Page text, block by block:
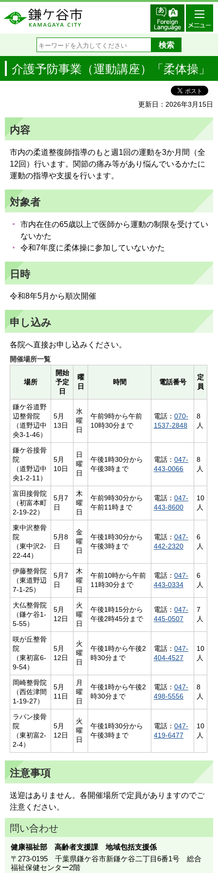
介護予防事業（運動講座）「柔体操」
更新日：2026年3月15日
内容
市内の柔道整復師指導のもと週1回の運動を3か月間（全
12回）行います。関節の痛み等があり悩んでいるかたに
運動の指導や支援を行います。
対象者
市内在住の65歳以上で医師から運動の制限を受けてい
ないかた
令和7年度に柔体操に参加していないかた
日時
令和8年5月から順次開催
申し込み
各院へ直接お申し込みください。
開催場所一覧
場所
開始
予定
日
曜
日
時間 電話番号
定
員
鎌ケ谷道野
辺整骨院
（道野辺中
央3-1-46）
5月
13日
水
曜
日
午前9時から午前
10時30分まで
電話： 070-
1537-2848
8
人
鎌ケ谷接骨
院
（道野辺中
央1-2-11）
5月
10日
日
曜
日
午後1時30分から
午後3時まで
電話： 047-
443-0066
8
人
富田接骨院
（初富本町
2-19-22）
5月7
日
木
曜
日
午前9時30分から
午前11時まで
電話： 047-
443-8600
10
人
東中沢整骨
院
（東中沢2-
22-44）
5月8
日
金
曜
日
午後1時30分から
午後3時まで
電話： 047-
442-2320
6
人
伊藤整骨院
（東道野辺
7-1-25）
5月7
日
木
曜
日
午前10時から午前
11時30分まで
電話： 047-
443-0334
6
人
大仏整骨院
（鎌ケ谷1-
5-55）
5月
12日
火
曜
日
午後1時15分から
午後2時45分まで
電話： 047-
445-0507
7
人
咲が丘整骨
院
（東初富6-
9-54）
5月
12日
火
曜
日
午後1時から午後2
時30分まで
電話： 047-
404-4527
10
人
岡崎整骨院
（西佐津間
1-19-27）
5月
11日
月
曜
日
午後1時から午後2
時30分まで
電話： 047-
498-5556
8
人
ラパン接骨
院
（東初富2-
2-4）
5月
12日
火
曜
日
午後1時30分から
午後3時まで
電話： 047-
419-6477
10
人
注意事項
送迎はありません。各開催場所で定員がありますのでご
注意ください。
問い合わせ
健康福祉部 高齢者支援課 地域包括支援係
〒273-0195 千葉県鎌ケ谷市新鎌ケ谷二丁目6番1号 総合
福祉保健センター2階